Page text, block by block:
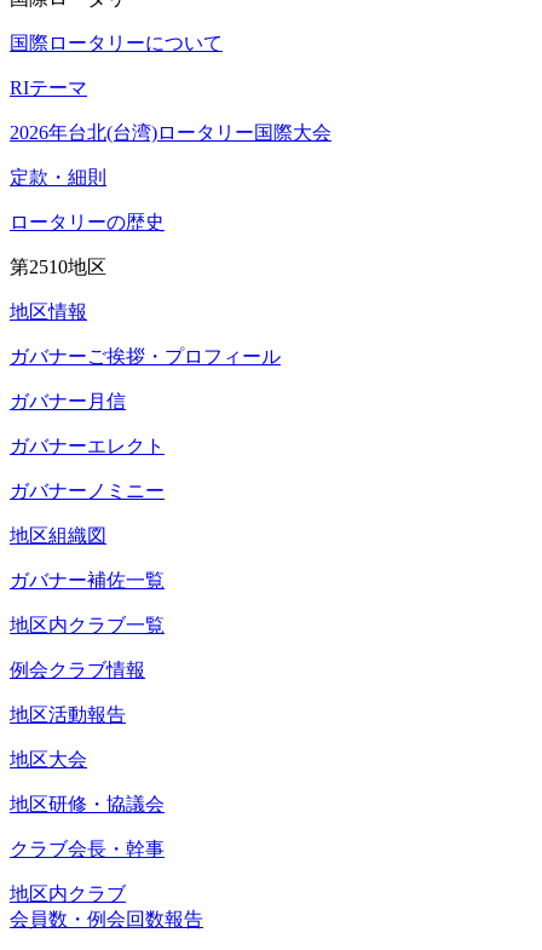
国際ロータリーについて
RIテーマ
2026年台北(台湾)ロータリー国際大会
定款・細則
ロータリーの歴史
第2510地区
地区情報
ガバナーご挨拶・プロフィール
ガバナー月信
ガバナーエレクト
ガバナーノミニー
地区組織図
ガバナー補佐一覧
地区内クラブ一覧
例会クラブ情報
地区活動報告
地区大会
地区研修・協議会
クラブ会長・幹事
地区内クラブ
会員数・例会回数報告